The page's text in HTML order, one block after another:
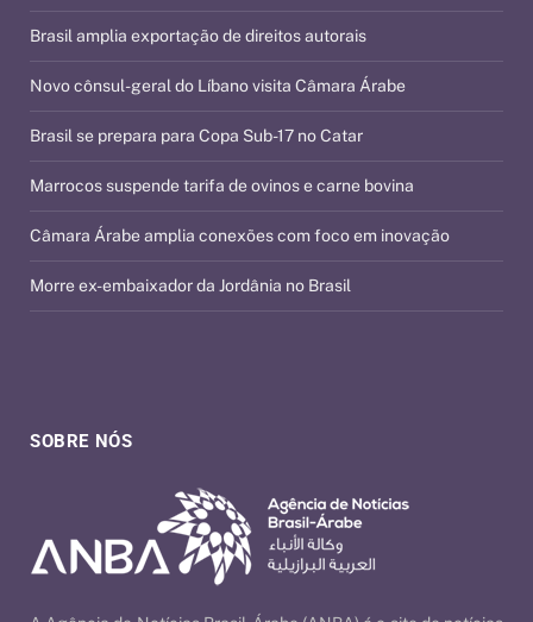
SOBRE NÓS
Brasil amplia exportação de direitos autorais
Novo cônsul-geral do Líbano visita Câmara Árabe
Brasil se prepara para Copa Sub-17 no Catar
Marrocos suspende tarifa de ovinos e carne bovina
Câmara Árabe amplia conexões com foco em inovação
Morre ex-embaixador da Jordânia no Brasil